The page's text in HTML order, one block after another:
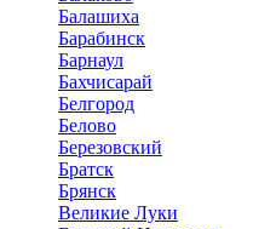
Балашиха
Барабинск
Барнаул
Бахчисарай
Белгород
Белово
Березовский
Братск
Брянск
Великие Луки